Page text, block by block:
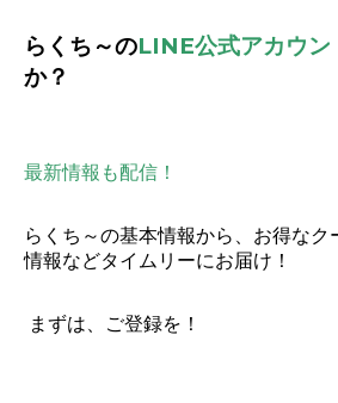
らくち～のLINE公式アカウン
か？
最新情報も配信！
らくち～の基本情報から、お得なク
情報などタイムリーにお届け！
まずは、ご登録を！